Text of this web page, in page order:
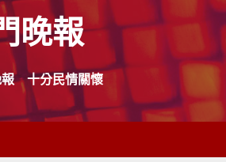
晚報
報 十分民情關懷